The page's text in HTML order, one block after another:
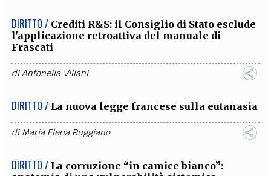
DIRITTO / Crediti R&S: il Consiglio di Stato esclude
l'applicazione retroattiva del manuale di
Frascati
diAntonella Villani
DIRITTO / La nuova legge francese sulla eutanasia
diMaria Elena Ruggiano
DIRITTO / La corruzione “in camice bianco”: